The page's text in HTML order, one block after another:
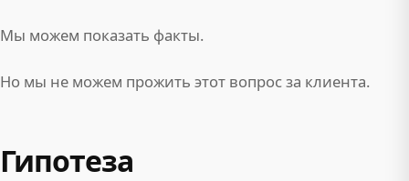
Мы можем показать факты.
Но мы не можем прожить этот вопрос за клиента.
Гипотеза